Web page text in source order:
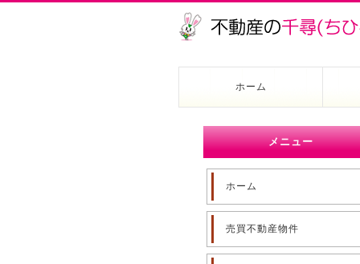
ホーム
メニュー
ホーム
売買不動産物件